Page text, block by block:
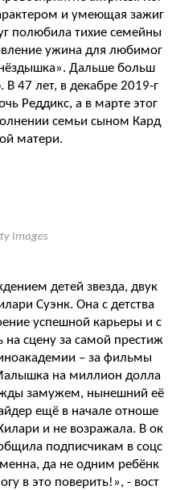
и умеющая зажиг
полюбила тихие семейны
ужина для любимог
Дальше больш
В 47 лет, в декабре 2019-г
Реддикс, а в марте этог
семьи сыном Кард
матери.
Images
детей звезда, двук
Суэнк. Она с детства
успешной карьеры и с
сцену за самой престиж
– за фильмы
на миллион долла
замужем, нынешний её
ещё в начале отноше
и не возражала. В ок
подписчикам в соцс
да не одним ребёнк
в это поверить!», - вост